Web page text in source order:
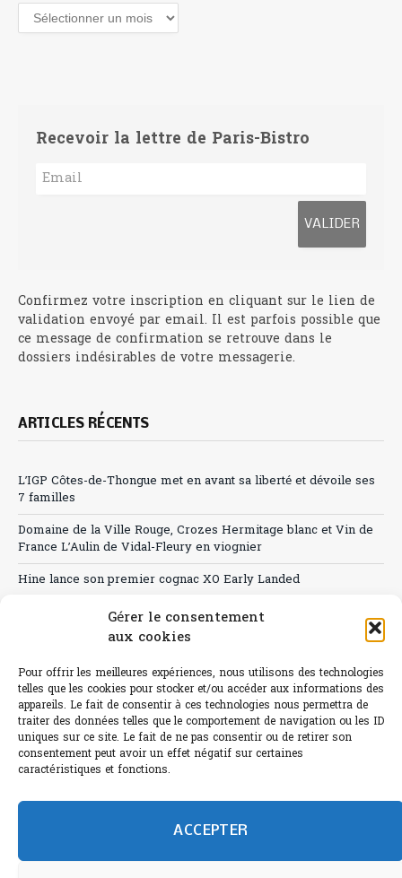
Gérer le consentement
aux cookies
Pour offrir les meilleures expériences, nous utilisons des technologies
telles que les cookies pour stocker et/ou accéder aux informations des
appareils. Le fait de consentir à ces technologies nous permettra de
traiter des données telles que le comportement de navigation ou les ID
uniques sur ce site. Le fait de ne pas consentir ou de retirer son
consentement peut avoir un effet négatif sur certaines
caractéristiques et fonctions.
ACCEPTER
Archives
Recevoir la lettre de Paris-Bistro
Confirmez votre inscription en cliquant sur le lien de
validation envoyé par email. Il est parfois possible que
ce message de confirmation se retrouve dans le
dossiers indésirables de votre messagerie.
ARTICLES RÉCENTS
L’IGP Côtes-de-Thongue met en avant sa liberté et dévoile ses
7 familles
Domaine de la Ville Rouge, Crozes Hermitage blanc et Vin de
France L’Aulin de Vidal-Fleury en viognier
Hine lance son premier cognac XO Early Landed
Canicule : A quand le CHR à « l’heure espagnole » ?
Sélection de rosés 2026
L'abus d'alcool est dangereux pour la santé.
humain et 0% IA de Paris Bistro Editions - SARL de Presse -
Informations légales etRGPD